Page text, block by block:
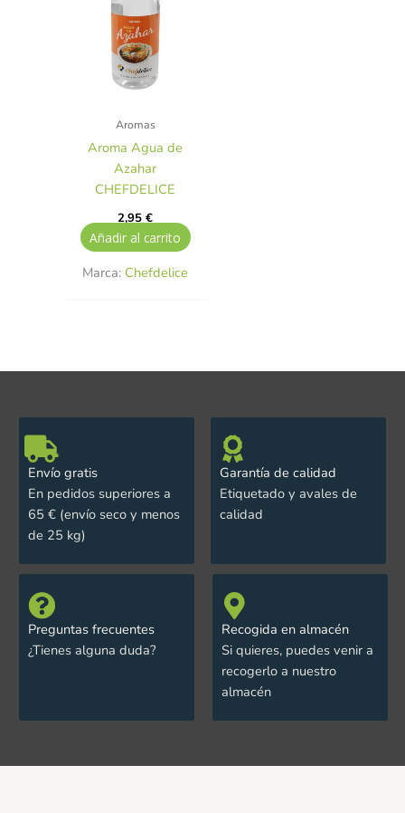
Aromas
Aroma Agua de
Azahar
CHEFDELICE
2,95€
Añadir al carrito
Marca: Chefdelice
Envío gratis
En pedidos superiores a
65 € (envío seco y menos
de 25 kg)
Garantía de calidad
Etiquetado y avales de
calidad
Preguntas frecuentes
¿Tienes alguna duda?
Recogida en almacén
Si quieres, puedes venir a
recogerlo a nuestro
almacén